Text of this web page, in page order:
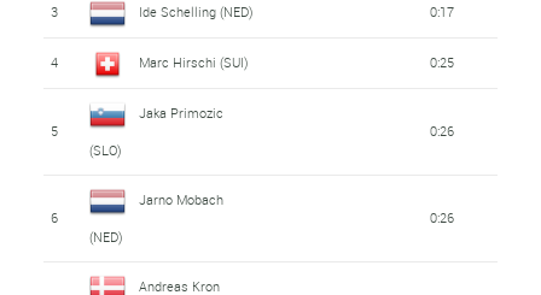
3 Ide Schelling (NED) 0:17
4 Marc Hirschi (SUI) 0:25
5
Jaka Primozic
(SLO)
0:26
6
Jarno Mobach
(NED)
0:26
Andreas Kron